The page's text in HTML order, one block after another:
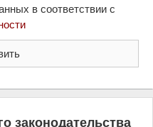
в соответствии с
законодательства